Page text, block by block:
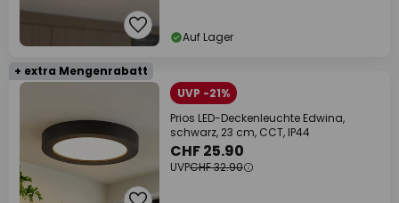
Auf Lager
+ extra Mengenrabatt
UVP -21%
Prios LED-Deckenleuchte Edwina,
schwarz, 23 cm, CCT, IP44
CHF 25.90
UVPCHF 32.90